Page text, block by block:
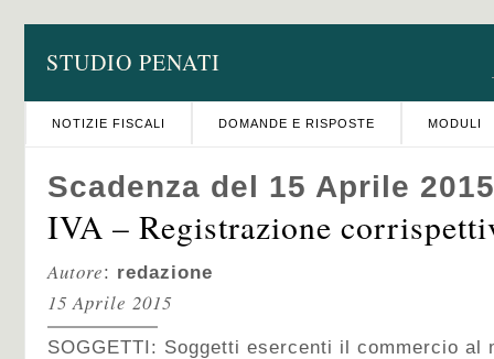
STUDIO PENATI
NOTIZIE FISCALI DOMANDE E RISPOSTE MODULI
Scadenza del 15 Aprile 2015
IVA – Registrazione
Autore: redazione
15 Aprile 2015
SOGGETTI: Soggetti esercenti il commercio al